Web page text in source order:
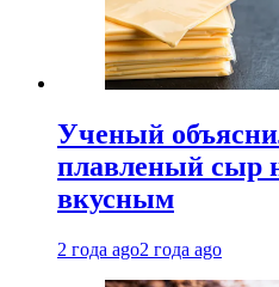
Ученый
плавленый сыр
вкусным
2 года ago2 года ago